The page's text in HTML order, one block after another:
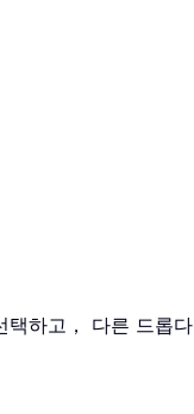
택하고， 다른 드롭